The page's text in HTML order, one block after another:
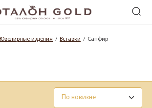
Ювелирные изделия Вставки Сапфир